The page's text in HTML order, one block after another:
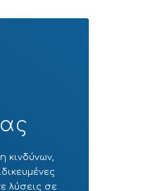
κινδύνων,
λύσεις σε